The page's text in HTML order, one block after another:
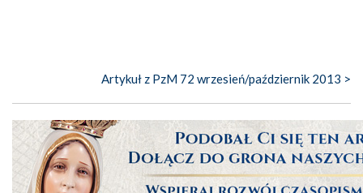
Artykuł z PzM 72 wrzesień/październik 2013 >